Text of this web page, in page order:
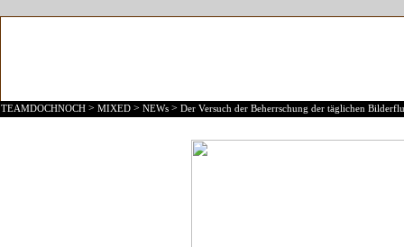
TEAMDOCHNOCH > MIXED > NEWs > Der Versuch der Beherrschung der täglichen